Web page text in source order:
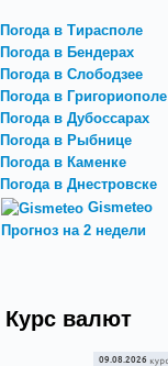
Погода в Тирасполе
Погода в Бендерах
Погода в Слободзее
Погода в Григориополе
Погода в Дубоссарах
Погода в Рыбнице
Погода в Каменке
Погода в Днестровске
Gismeteo
Прогноз на 2 недели
Курс валют